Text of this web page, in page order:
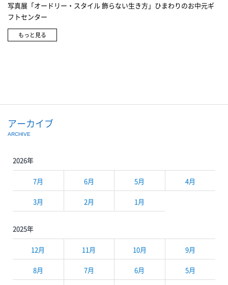
写真展「オードリー・スタイル 飾らない生き方」ひまわりのお中元ギ
フトセンター
もっと見る
アーカイブ
ARCHIVE
2026年
7月 6月 5月 4月
3月 2月 1月
2025年
12月 11月 10月 9月
8月 7月 6月 5月